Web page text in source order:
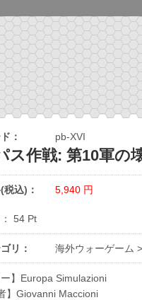
： pb-XVI
ス作戦: 第10軍の
税込)： 5,940 円
54 Pt
リ： 海外ウォーゲーム >
ー】Europa Simulazioni
】Giovanni Maccioni